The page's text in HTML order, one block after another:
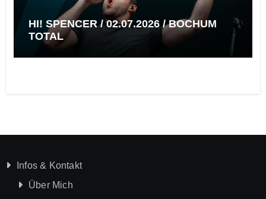
HI! SPENCER / 02.07.2026 / BOCHUM
TOTAL
Infos & Kontakt
Über Mich